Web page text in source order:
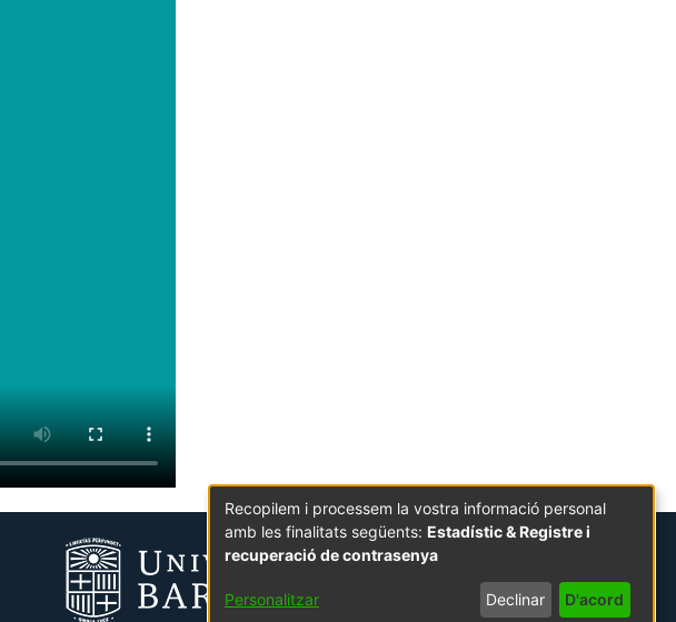
Recopilem i processem la vostra informació personal
amb les finalitats següents: Estadístic & Registre i
recuperació de contrasenya
Personalitzar Declinar D'acord